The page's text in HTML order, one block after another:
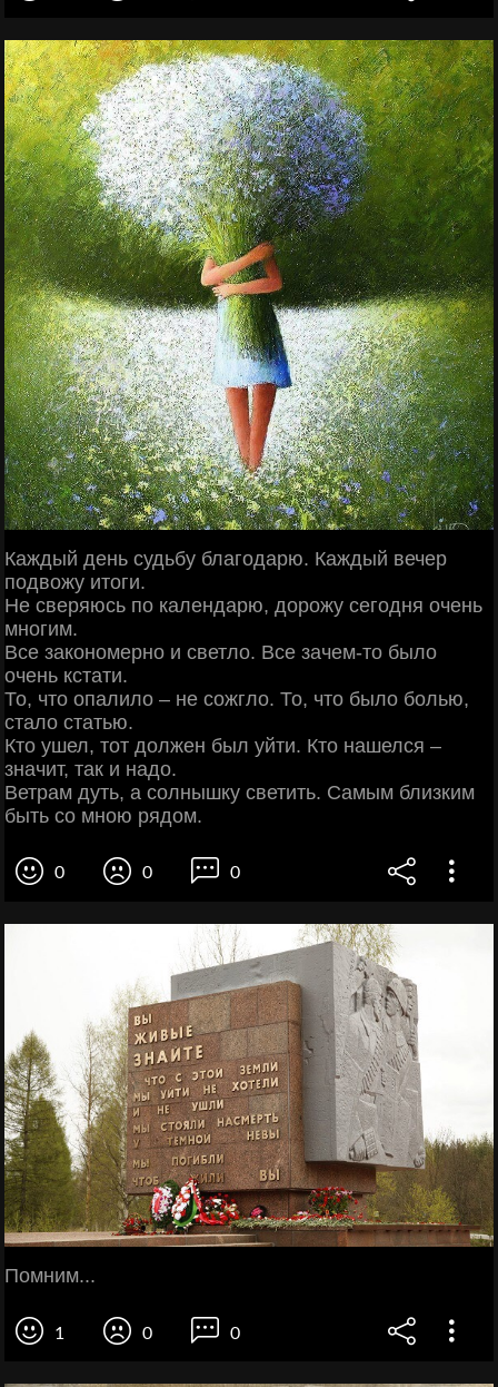
Каждый день судьбу благодарю. Каждый вечер
подвожу итоги.
Не сверяюсь по календарю, дорожу сегодня очень
многим.
Все закономерно и светло. Все зачем-то было
очень кстати.
То, что опалило – не сожгло. То, что было болью,
стало статью.
Кто ушел, тот должен был уйти. Кто нашелся –
значит, так и надо.
Ветрам дуть, а солнышку светить. Самым близким
быть со мною рядом.
0 0 0
Помним...
1 0 0